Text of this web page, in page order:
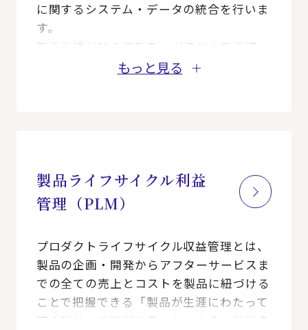
に関するシステム・データの統合を行いま
す。
製造工場が持つ機能をデジタル上で再現
し、シミュレーションを行い、最適なもの
もっと見る
製品ライフサイクル利益
管理（PLM）
プロダクトライフサイクル収益管理とは、
製品の企画・開発からアフターサービスま
での全ての売上とコストを製品に紐づける
ことで把握できる「製品が生涯にわたって
稼ぐ利益」を管理することにより、製品の